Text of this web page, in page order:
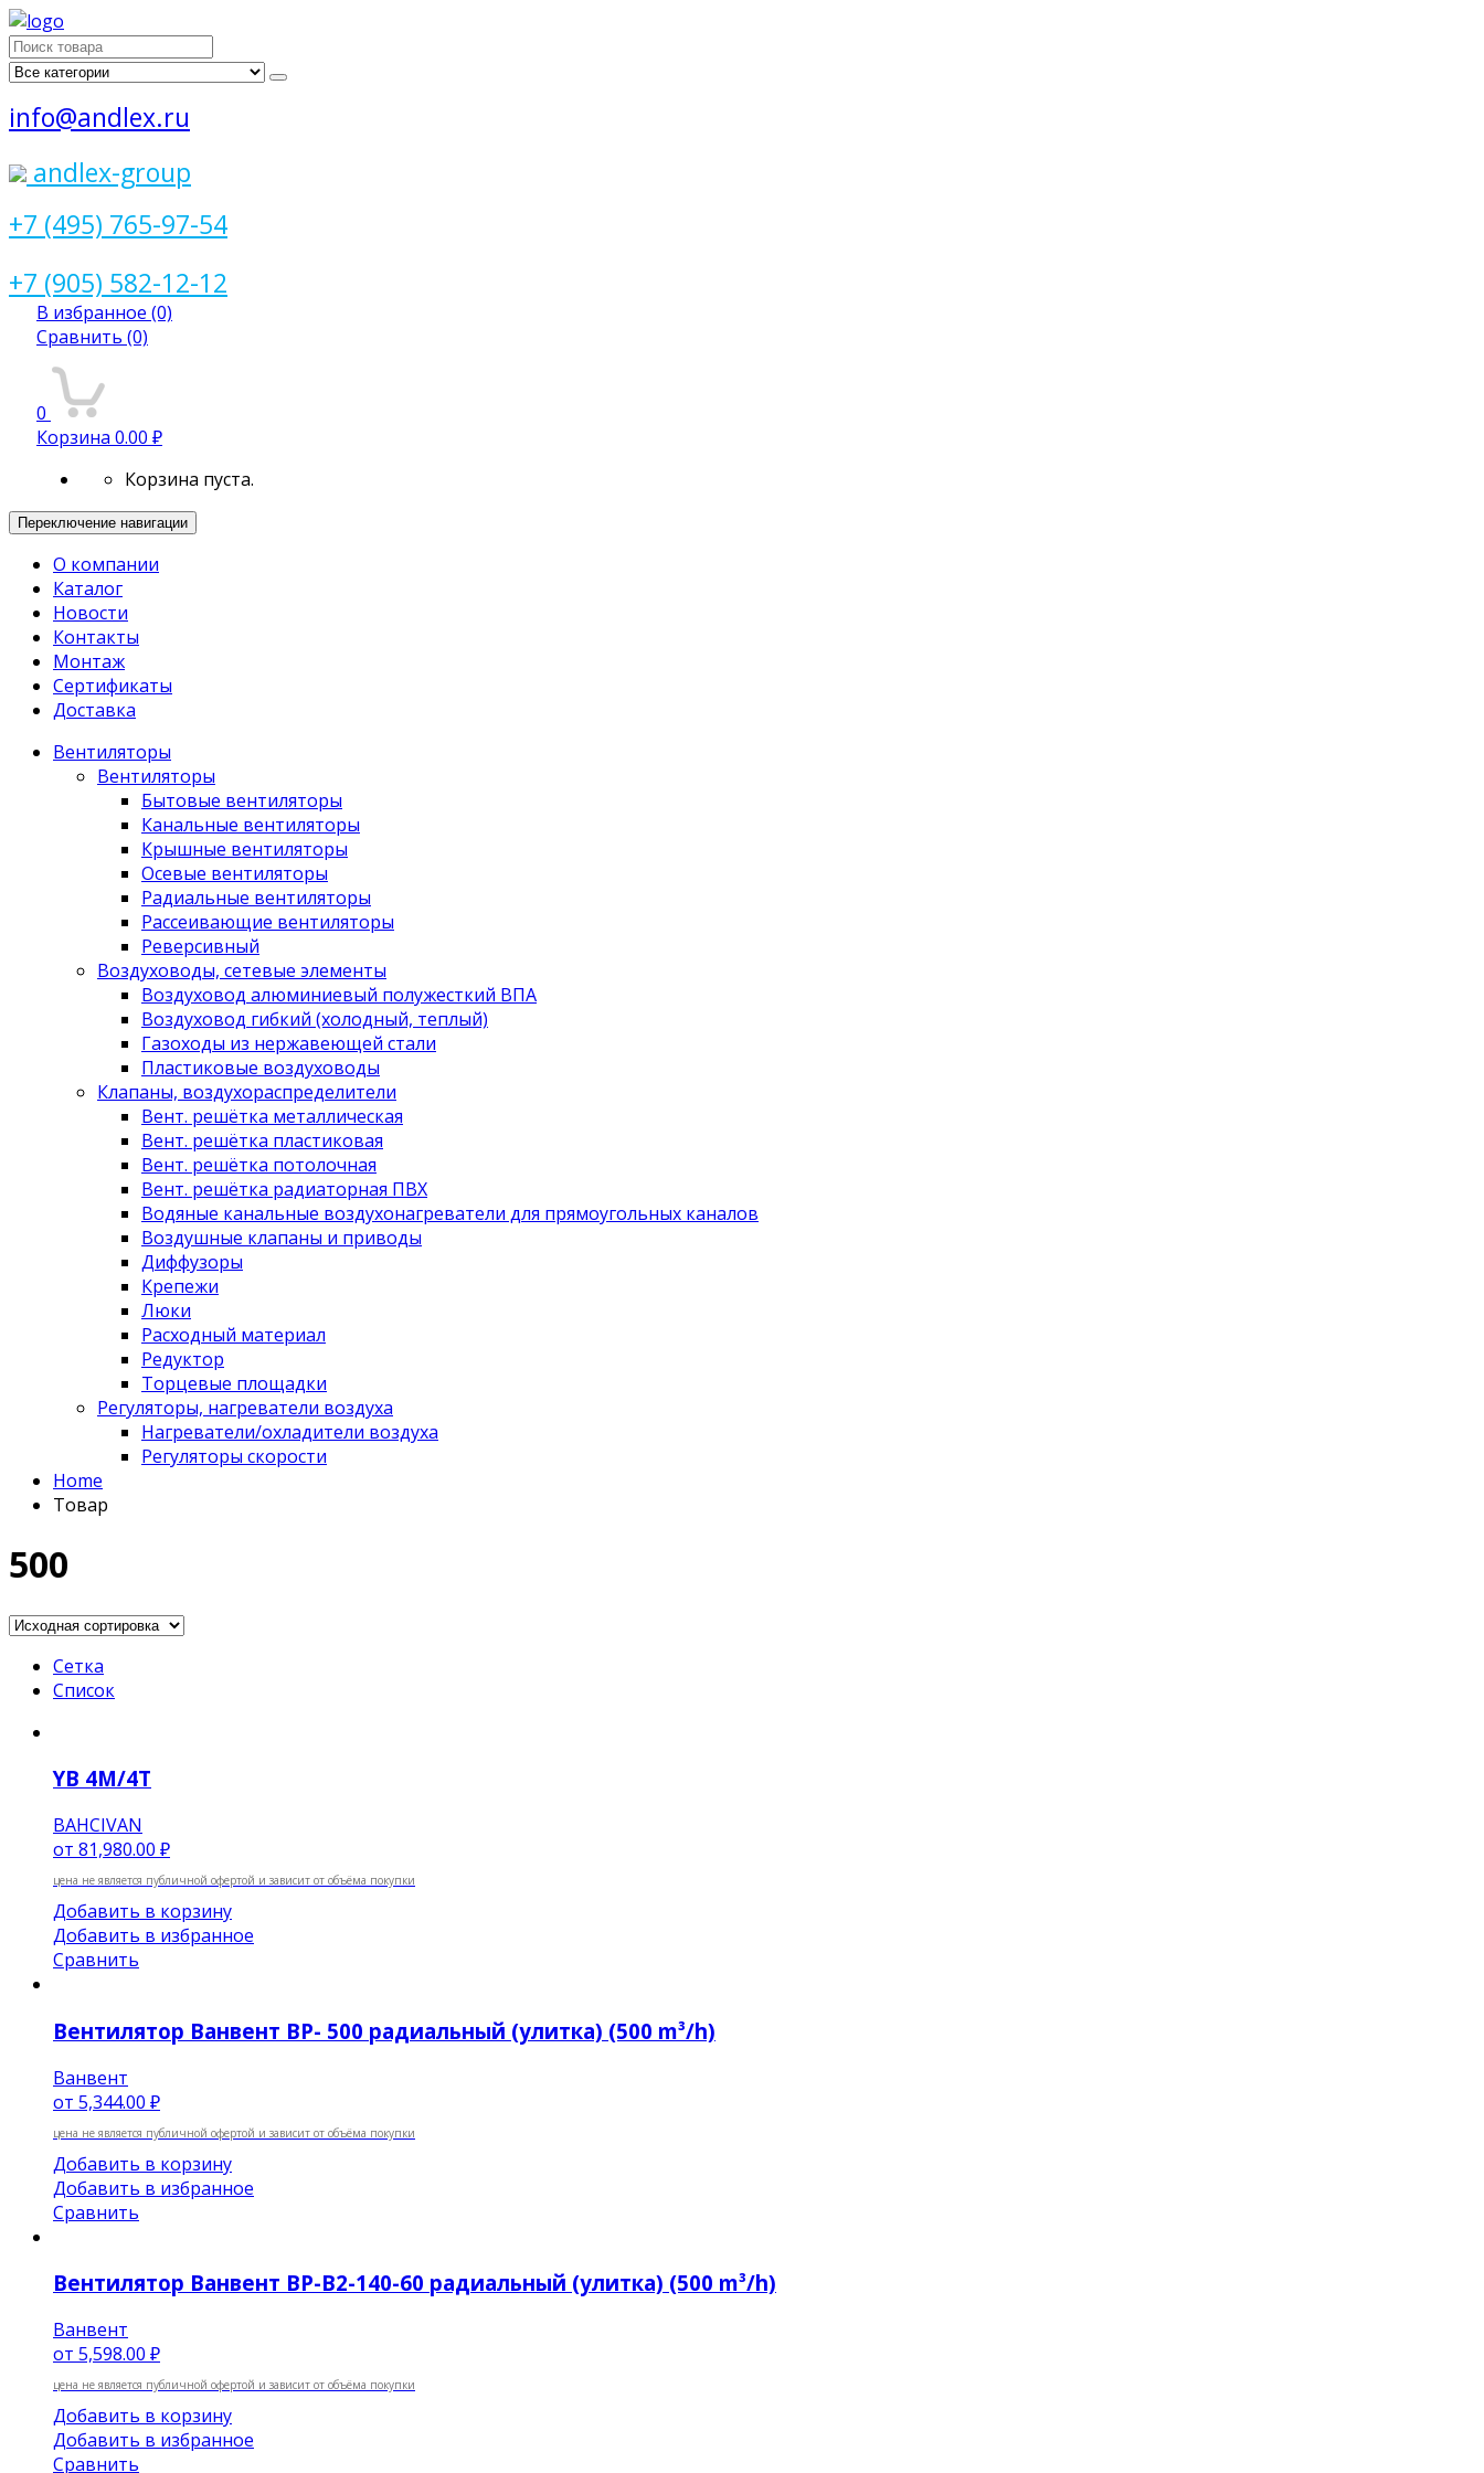
Поиск
для:
info@andlex.ru
andlex-group
+7 (495) 765-97-54
+7 (905) 582-12-12
В избранное (0)
Сравнить (0)
0
Корзина 0.00 ₽
Корзина пуста.
Переключение навигации
О компании
Каталог
Новости
Контакты
Монтаж
Сертификаты
Доставка
Вентиляторы
Вентиляторы
Бытовые вентиляторы
Канальные вентиляторы
Крышные вентиляторы
Осевые вентиляторы
Радиальные вентиляторы
Рассеивающие вентиляторы
Реверсивный
Воздуховоды, сетевые элементы
Воздуховод алюминиевый полужесткий ВПА
Воздуховод гибкий (холодный, теплый)
Газоходы из нержавеющей стали
Пластиковые воздуховоды
Клапаны, воздухораспределители
Вент. решётка металлическая
Вент. решётка пластиковая
Вент. решётка потолочная
Вент. решётка радиаторная ПВХ
Водяные канальные воздухонагреватели для прямоугольных каналов
Воздушные клапаны и приводы
Диффузоры
Крепежи
Люки
Расходный материал
Редуктор
Торцевые площадки
Регуляторы, нагреватели воздуха
Нагреватели/охладители воздуха
Регуляторы скорости
Home
Товар
500
Сетка
Список
YB 4М/4Т
BAHCIVAN
от 81,980.00 ₽
цена не является публичной офертой и зависит от объёма покупки
Добавить в корзину
Добавить в избранное
Сравнить
Вентилятор Ванвент BP- 500 радиальный (улитка) (500 m³/h)
Ванвент
от 5,344.00 ₽
цена не является публичной офертой и зависит от объёма покупки
Добавить в корзину
Добавить в избранное
Сравнить
Вентилятор Ванвент ВР-В2-140-60 радиальный (улитка) (500 m³/h)
Ванвент
от 5,598.00 ₽
цена не является публичной офертой и зависит от объёма покупки
Добавить в корзину
Добавить в избранное
Сравнить